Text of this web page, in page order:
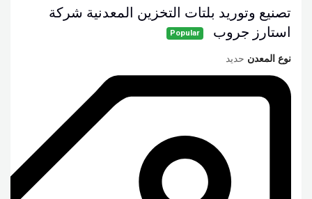
تصنيع وتوريد بلتات التخزين المعدنية شركة
استارز جروب
Popular
نوع المعدن حديد